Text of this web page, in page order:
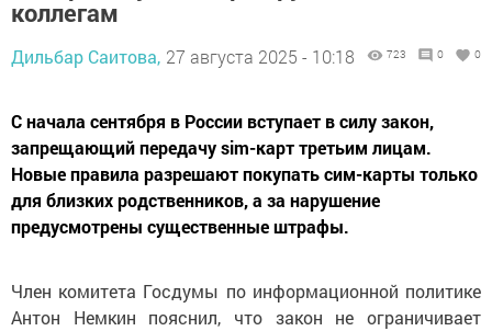
коллегам
Дильбар Саитова, 27 августа 2025 - 10:18 723 0 0
С начала сентября в России вступает в силу закон,
запрещающий передачу sim-карт третьим лицам.
Новые правила разрешают покупать сим-карты только
для близких родственников, а за нарушение
предусмотрены существенные штрафы.
Член комитета Госдумы по информационной политике
Антон Немкин пояснил, что закон не ограничивает